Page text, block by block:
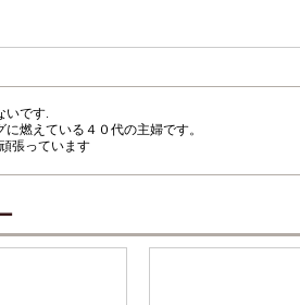
いです.
燃えている４０代の主婦です。
張っています